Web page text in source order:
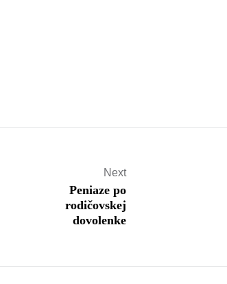
Next
Peniaze po
rodičovskej
dovolenke